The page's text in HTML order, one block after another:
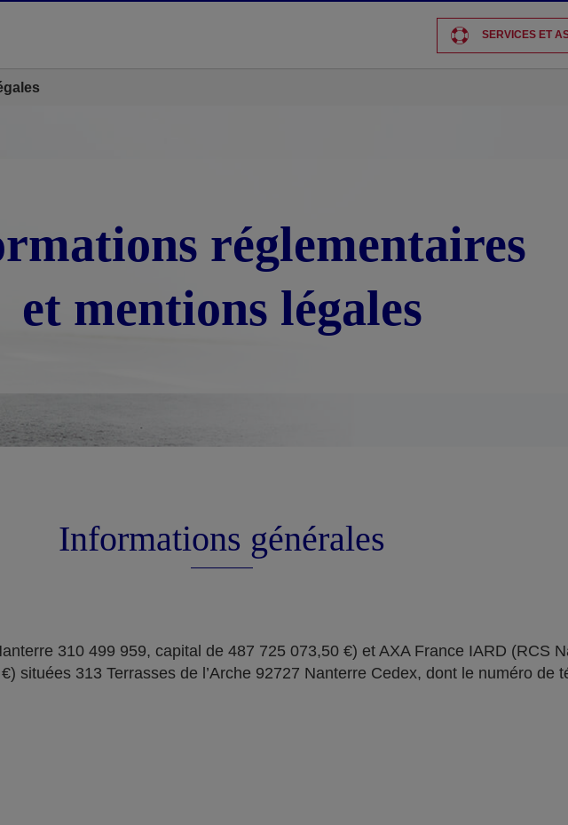
SERVICES ET
réglementaires
et mentions légales
Informations générales
310 499 959, capital de 487 725 073,50 €) et AXA France IARD (RCS
situées 313 Terrasses de l’Arche 92727 Nanterre Cedex, dont le numéro de